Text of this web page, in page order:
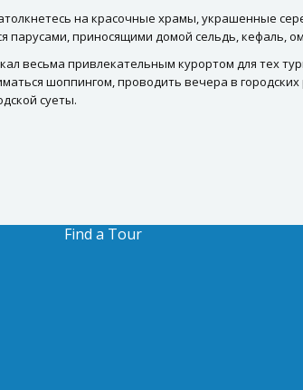
на красочные храмы, украшенные
приносящими домой сельдь, кефаль,
весьма привлекательным курортом для тех
шоппингом, проводить вечера в
суеты.
Find a Tour